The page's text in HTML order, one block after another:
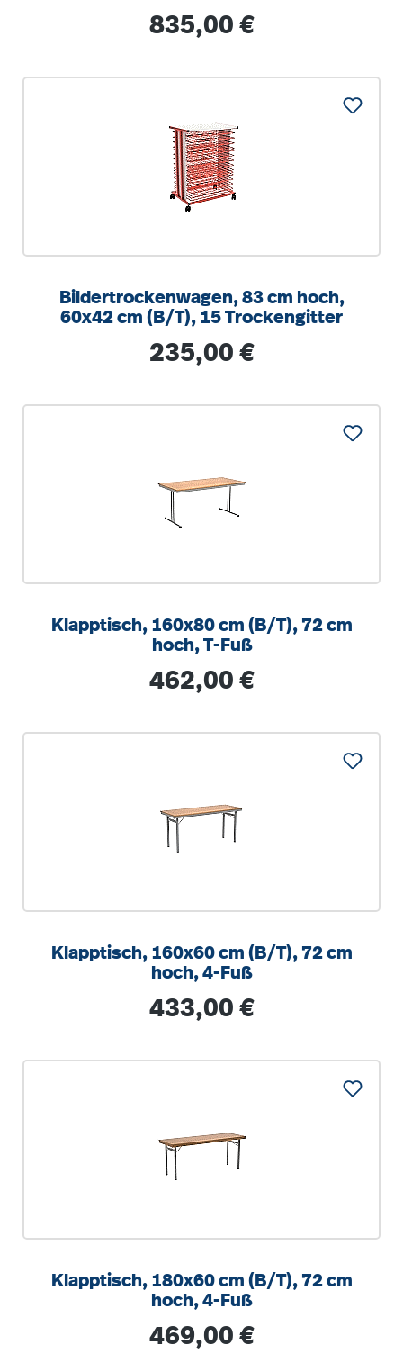
Regulärer Preis:
835,00 €
Bildertrockenwagen, 83 cm hoch,
60x42 cm (B/T), 15 Trockengitter
Regulärer Preis:
235,00 €
Klapptisch, 160x80 cm (B/T), 72 cm
hoch, T-Fuß
Regulärer Preis:
462,00 €
Klapptisch, 160x60 cm (B/T), 72 cm
hoch, 4-Fuß
Regulärer Preis:
433,00 €
Klapptisch, 180x60 cm (B/T), 72 cm
hoch, 4-Fuß
Regulärer Preis:
469,00 €